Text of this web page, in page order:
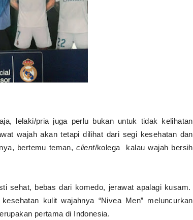
lelaki/pria juga perlu bukan untuk tidak kelihatan
wajah akan tetapi dilihat dari segi kesehatan dan
bertemu teman,client/kolega kalau wajah bersih
sehat, bebas dari komedo, jerawat apalagi kusam.
kulit wajahnya “Nivea Men” meluncurkan
pertama di Indonesia.